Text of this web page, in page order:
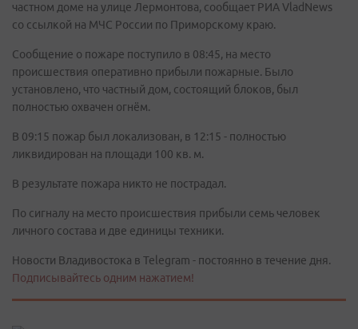
частном доме на улице Лермонтова, сообщает РИА VladNews
со ссылкой на МЧС России по Приморскому краю.
Сообщение о пожаре поступило в 08:45, на место
происшествия оперативно прибыли пожарные. Было
установлено, что частный дом, состоящий блоков, был
полностью охвачен огнём.
В 09:15 пожар был локализован, в 12:15 - полностью
ликвидирован на площади 100 кв. м.
В результате пожара никто не пострадал.
По сигналу на место происшествия прибыли семь человек
личного состава и две единицы техники.
Новости Владивостока в Telegram - постоянно в течение дня.
Подписывайтесь одним нажатием!